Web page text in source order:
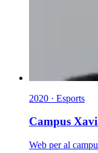
2020 · Esports
Campus
Web per al